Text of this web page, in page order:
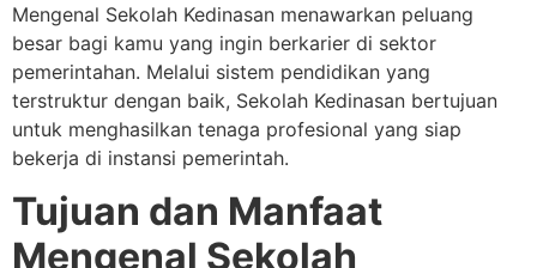
Mengenal Sekolah Kedinasan menawarkan peluang
besar bagi kamu yang ingin berkarier di sektor
pemerintahan. Melalui sistem pendidikan yang
terstruktur dengan baik, Sekolah Kedinasan bertujuan
untuk menghasilkan tenaga profesional yang siap
bekerja di instansi pemerintah.
Tujuan dan Manfaat
Mengenal Sekolah